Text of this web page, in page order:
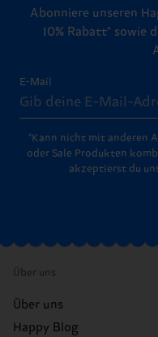
Abonniere unseren
10% Rabatt* sowie
E-Mail
*Kann nicht mit anderen
oder Sale Produkten
akzeptierst du
Über uns
Über uns
Happy Blog